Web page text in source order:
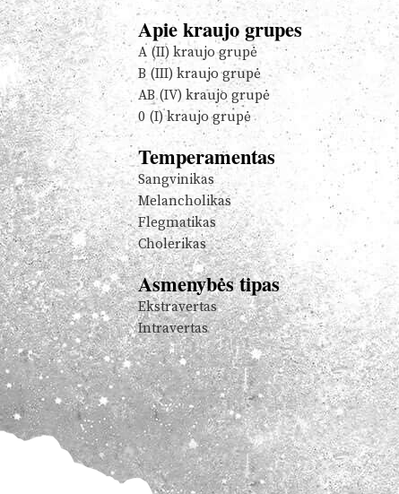
Apie kraujo grupes
A (II) kraujo grupė
B (III) kraujo grupė
AB (IV) kraujo grupė
0 (I) kraujo grupė
Temperamentas
Sangvinikas
Melancholikas
Flegmatikas
Cholerikas
Asmenybės tipas
Ekstravertas
Intravertas